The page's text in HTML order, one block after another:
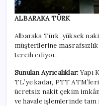
ALBARAKA TÜRK
Albaraka Türk, yüksek
müşterilerine
tercih ediyor.
Sunulan Ayrıcalıklar:Yapı
TL’ye kadar, PTT
ücretsiz nakit çekim
ve havale işlemlerinde